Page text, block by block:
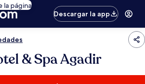
la página
Descargar la app
& Spa Agadir